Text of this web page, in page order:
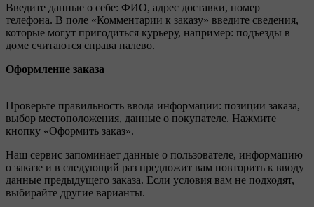
Введите данные о себе: ФИО, адрес доставки, номер
телефона. В поле «Комментарии к заказу» введите сведения,
которые могут пригодиться курьеру, например: подъезды в
доме считаются справа налево.
Оформление заказа
Проверьте правильность ввода информации: позиции заказа,
выбор местоположения, данные о покупателе. Нажмите
кнопку «Оформить заказ».
Наш сервис запоминает данные о пользователе, информацию
о заказе и в следующий раз предложит вам повторить к вводу
данные предыдущего заказа. Если условия вам не подходят,
выбирайте другие варианты.